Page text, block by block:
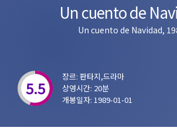
Un cuento de
Un cuento de Navidad,
5.5
장르: 판타지,드라마
상영시간: 20분
개봉일자: 1989-01-01